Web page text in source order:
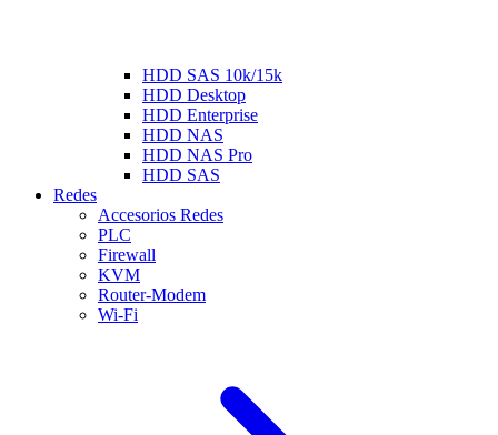
HDD SAS 10k/15k
HDD Desktop
HDD Enterprise
HDD NAS
HDD NAS Pro
HDD SAS
Redes
Accesorios Redes
PLC
Firewall
KVM
Router-Modem
Wi-Fi